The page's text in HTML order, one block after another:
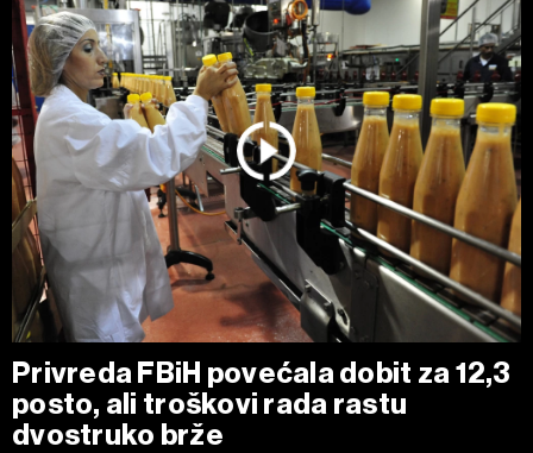
Privreda FBiH povećala dobit za 12,3
posto, ali troškovi rada rastu
dvostruko brže